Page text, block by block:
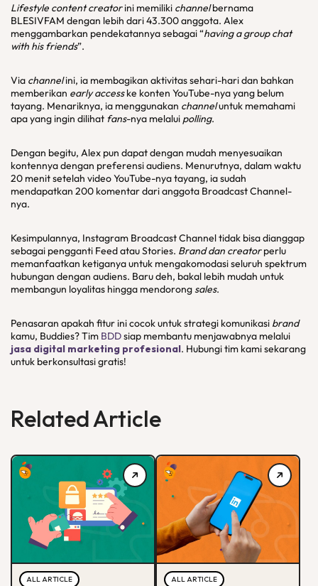
Lifestyle content creatorini memiliki channelbernama
BLESIVFAM dengan lebih dari 43.300 anggota. Alex
menggambarkan pendekatannya sebagai “having a group chat
with his friends”.
Via channelini, ia membagikan aktivitas sehari-hari dan bahkan
memberikan early accesske konten YouTube-nya yang belum
tayang. Menariknya, ia menggunakan channeluntuk memahami
apa yang ingin dilihat fans-nya melalui polling.
Dengan begitu, Alex pun dapat dengan mudah menyesuaikan
kontennya dengan preferensi audiens. Menurutnya, dalam waktu
20 menit setelah video YouTube-nya tayang, ia sudah
mendapatkan 200 komentar dari anggota Broadcast Channel-
nya.
Kesimpulannya, Instagram Broadcast Channel tidak bisa dianggap
sebagai pengganti Feed atau Stories. Brand dan creatorperlu
memanfaatkan ketiganya untuk mengakomodasi seluruh spektrum
hubungan dengan audiens. Baru deh, bakal lebih mudah untuk
membangun loyalitas hingga mendorong sales.
Penasaran apakah fitur ini cocok untuk strategi komunikasi brand
kamu, Buddies? Tim BDDsiap membantu menjawabnya melalui
jasa digital marketing profesional. Hubungi tim kami sekarang
untuk berkonsultasi gratis!
Related Article
ALL ARTICLE ALL ARTICLE